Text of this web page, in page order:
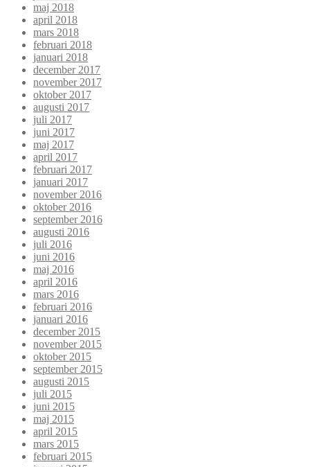
maj 2018
april 2018
mars 2018
februari 2018
januari 2018
december 2017
november 2017
oktober 2017
augusti 2017
juli 2017
juni 2017
maj 2017
april 2017
februari 2017
januari 2017
november 2016
oktober 2016
september 2016
augusti 2016
juli 2016
juni 2016
maj 2016
april 2016
mars 2016
februari 2016
januari 2016
december 2015
november 2015
oktober 2015
september 2015
augusti 2015
juli 2015
juni 2015
maj 2015
april 2015
mars 2015
februari 2015